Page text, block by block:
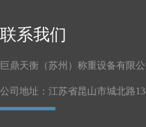
联系我们
巨鼎天衡（苏州）称重设备有限公
公司地址：江苏省昆山市城北路